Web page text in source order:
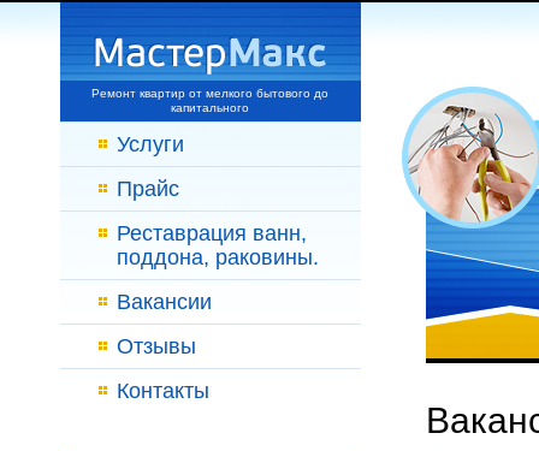
Ремонт квартир от мелкого бытового до
капитального
Услуги
Прайс
Реставрация ванн,
поддона, раковины.
Вакансии
Отзывы
Контакты